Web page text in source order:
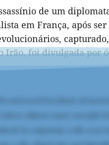
de um
em França, após
Irão, foi divulgada por